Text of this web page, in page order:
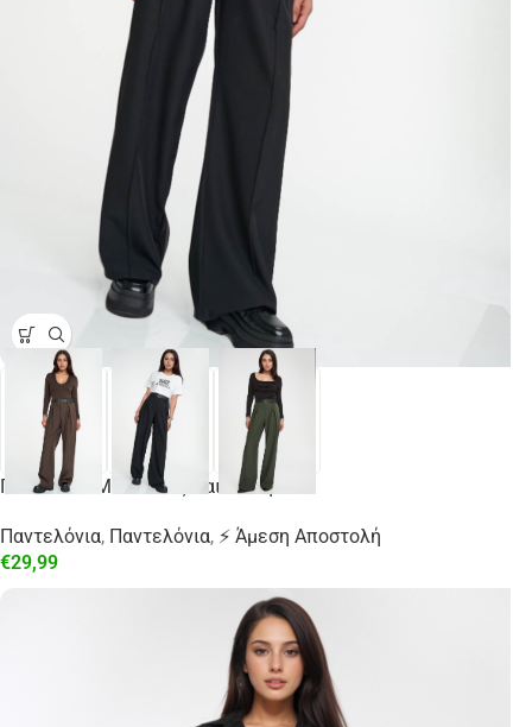
Παντελόνι Με Πιέτες Και Ζώνη
Παντελόνια, Παντελόνια, ⚡ Άμεση Αποστολή
€29,99